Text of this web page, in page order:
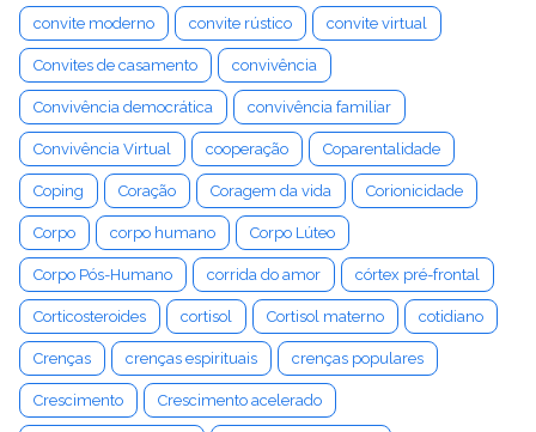
convite moderno convite rústico convite virtual
Convites de casamento convivência
Convivência democrática convivência familiar
Convivência Virtual cooperação Coparentalidade
Coping Coração Coragem da vida Corionicidade
Corpo corpo humano Corpo Lúteo
Corpo Pós-Humano corrida do amor córtex pré-frontal
Corticosteroides cortisol Cortisol materno cotidiano
Crenças crenças espirituais crenças populares
Crescimento Crescimento acelerado